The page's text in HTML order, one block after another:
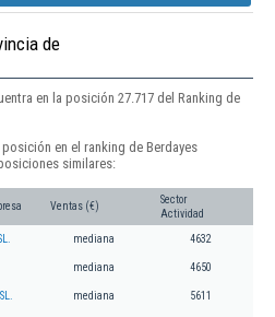
de
en la posición 27.717 del Ranking de
en el ranking de Berdayes
similares:
Ventas (€)
Sector
Actividad
mediana 4632
mediana 4650
mediana 5611